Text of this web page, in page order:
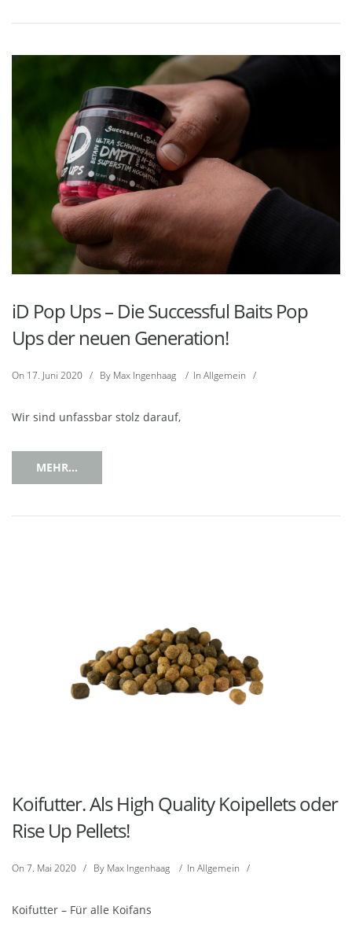
iD Pop Ups – Die Successful Baits Pop
Ups der neuen Generation!
On 17. Juni 2020 / By Max Ingenhaag / In Allgemein /
Wir sind unfassbar stolz darauf,
MEHR...
Koifutter. Als High Quality Koipellets oder
Rise Up Pellets!
On 7. Mai 2020 / By Max Ingenhaag / In Allgemein /
Koifutter – Für alle Koifans